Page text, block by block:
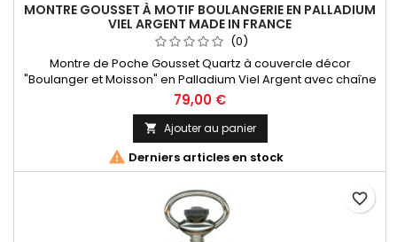
MONTRE GOUSSET À MOTIF BOULANGERIE EN PALLADIUM
VIEL ARGENT MADE IN FRANCE
(0)
Montre de Poche Gousset Quartz à couvercle décor
"Boulanger et Moisson" en Palladium Viel Argent avec chaîne
, Chiffres Arabes. Mouvement Ronda 515 Swiss Parts, 3
aiguilles et dateur à 3h. Fabrication Française
79,00 €
 Ajouter au panier
 Derniers articles en stock
favorite_border